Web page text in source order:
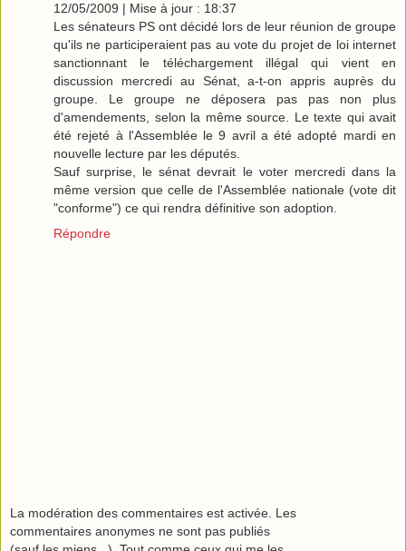
12/05/2009 | Mise à jour : 18:37
Les sénateurs PS ont décidé lors de leur réunion de groupe
qu'ils ne participeraient pas au vote du projet de loi internet
sanctionnant le téléchargement illégal qui vient en
discussion mercredi au Sénat, a-t-on appris auprès du
groupe. Le groupe ne déposera pas pas non plus
d'amendements, selon la même source. Le texte qui avait
été rejeté à l'Assemblée le 9 avril a été adopté mardi en
nouvelle lecture par les députés.
Sauf surprise, le sénat devrait le voter mercredi dans la
même version que celle de l'Assemblée nationale (vote dit
"conforme") ce qui rendra définitive son adoption.
Répondre
La modération des commentaires est activée. Les
commentaires anonymes ne sont pas publiés